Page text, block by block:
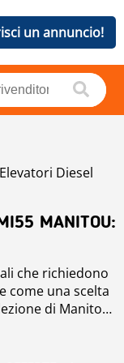
un annuncio!
Diesel
MANITOU:
che richiedono
come una scelta
di Manitou